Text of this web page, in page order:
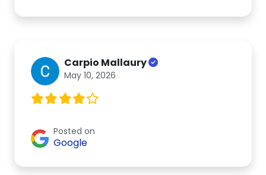
Carpio Mallaury
May 10, 2026
Posted on
Google